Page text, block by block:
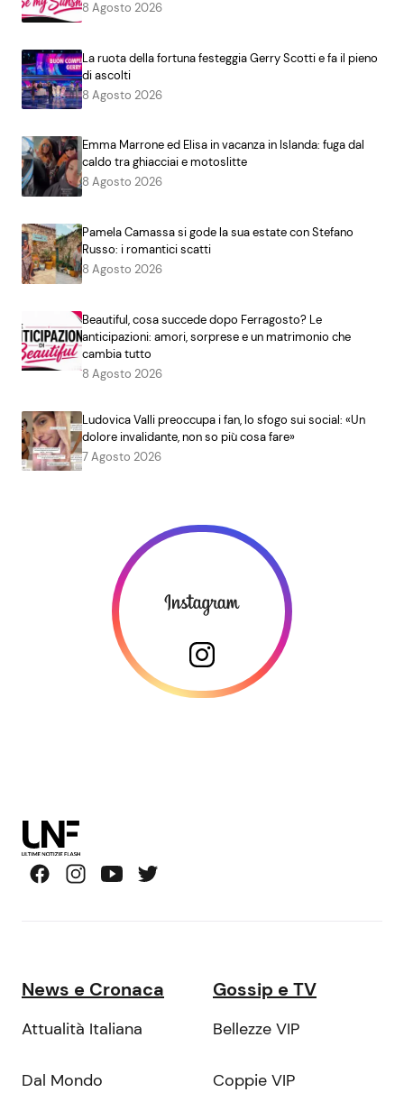
8 Agosto 2026
La ruota della fortuna festeggia Gerry Scotti e fa il pieno
di ascolti
8 Agosto 2026
Emma Marrone ed Elisa in vacanza in Islanda: fuga dal
caldo tra ghiacciai e motoslitte
8 Agosto 2026
Pamela Camassa si gode la sua estate con Stefano
Russo: i romantici scatti
8 Agosto 2026
Beautiful, cosa succede dopo Ferragosto? Le
anticipazioni: amori, sorprese e un matrimonio che
cambia tutto
8 Agosto 2026
Ludovica Valli preoccupa i fan, lo sfogo sui social: «Un
dolore invalidante, non so più cosa fare»
7 Agosto 2026
News e Cronaca
Attualità Italiana
Dal Mondo
Gossip e TV
Bellezze VIP
Coppie VIP